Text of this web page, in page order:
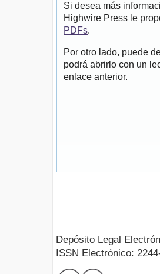
Si desea más
Highwire Press le
PDFs.
Por otro lado, puede
podrá abrirlo con un
enlace anterior.
Depósito Legal
ISSN Electrónico: